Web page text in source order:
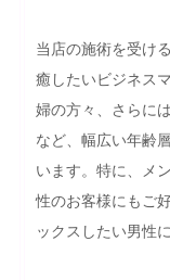
当店の施術を受け
癒したいビジネス
婦の方々、さらに
など、幅広い年齢
います。特に、メ
性のお客様にもご
ックスしたい男性